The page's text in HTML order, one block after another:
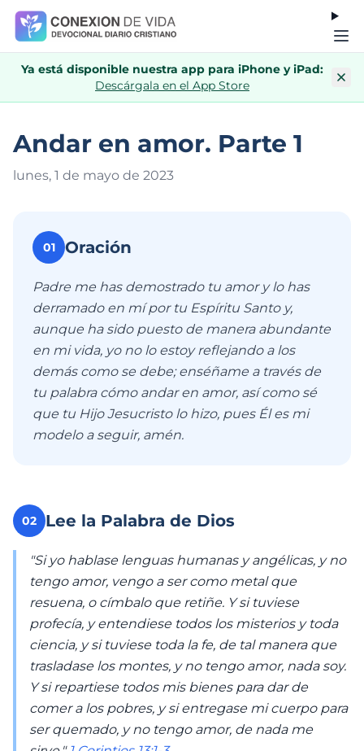
Ya está disponible nuestra app para iPhone y iPad:
Descárgala en el App Store
Andar en amor. Parte 1
lunes, 1 de mayo de 2023
01 Oración
Padre me has demostrado tu amor y lo has
derramado en mí por tu Espíritu Santo y,
aunque ha sido puesto de manera abundante
en mi vida, yo no lo estoy reflejando a los
demás como se debe; enséñame a través de
tu palabra cómo andar en amor, así como sé
que tu Hijo Jesucristo lo hizo, pues Él es mi
modelo a seguir, amén.
02 Lee la Palabra de Dios
"Si yo hablase lenguas humanas y angélicas, y no
tengo amor, vengo a ser como metal que
resuena, o címbalo que retiñe. Y si tuviese
profecía, y entendiese todos los misterios y toda
ciencia, y si tuviese toda la fe, de tal manera que
trasladase los montes, y no tengo amor, nada soy.
Y si repartiese todos mis bienes para dar de
comer a los pobres, y si entregase mi cuerpo para
ser quemado, y no tengo amor, de nada me